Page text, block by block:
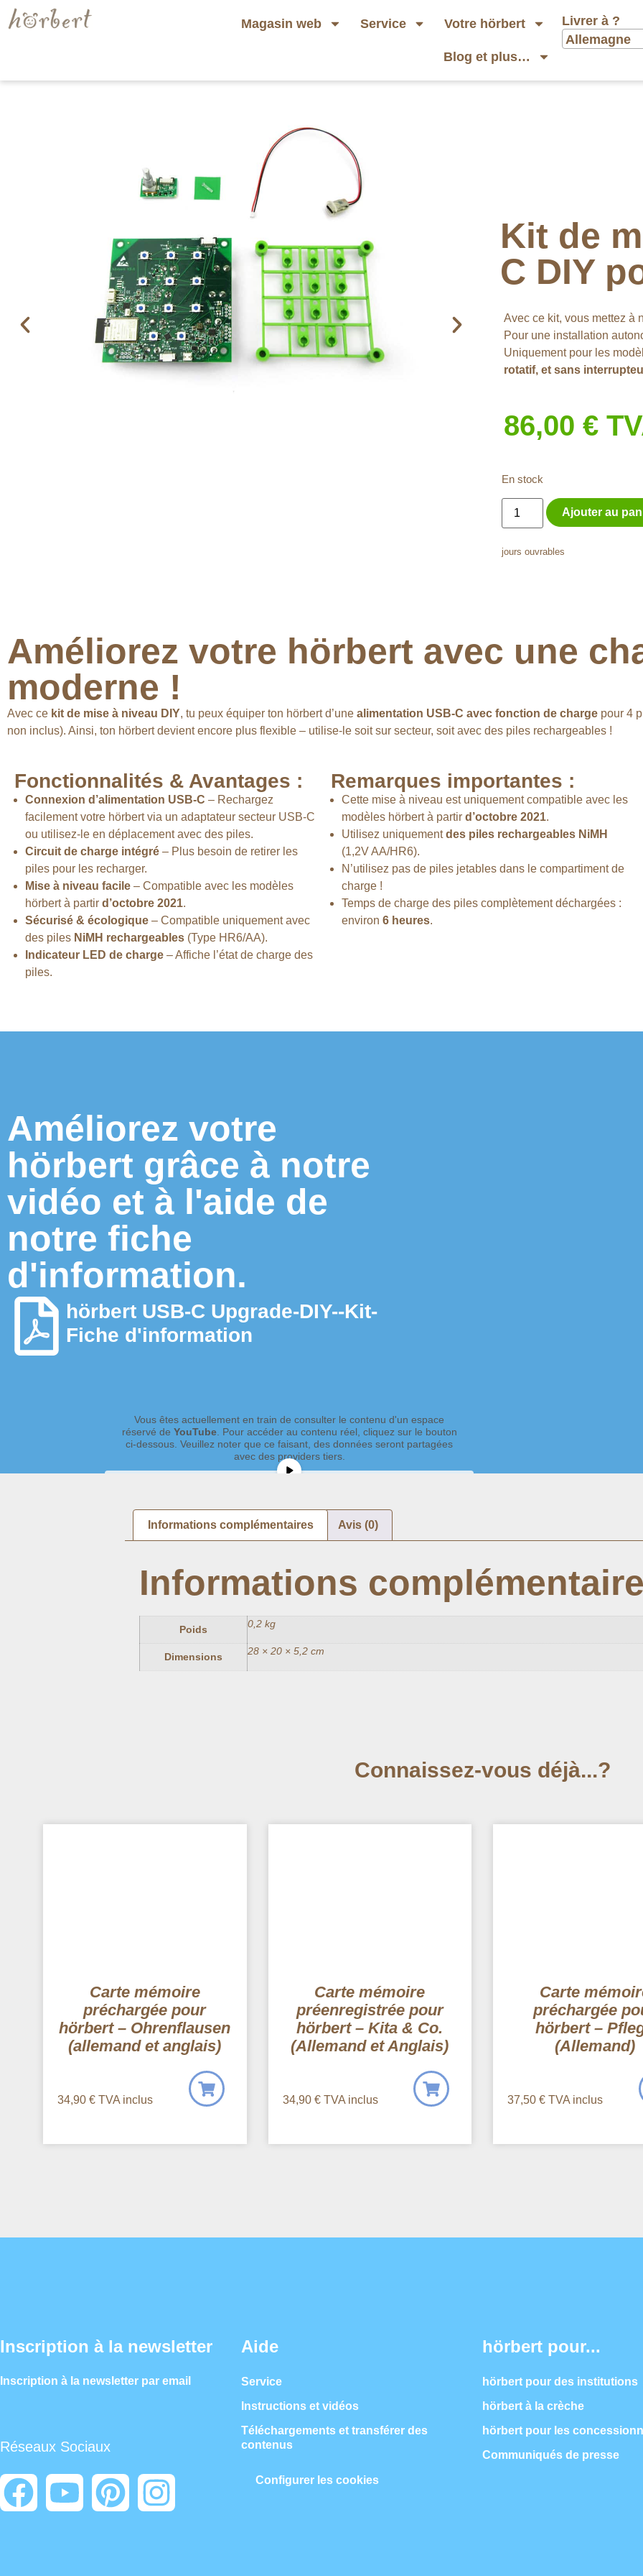
Magasin web Service Votre hörbert
Blog et plus…
Livrer à ?
Allemagne
Kit de
C DIY
Avec ce kit, vous mettez à
Pour une installation
Uniquement pour les
rotatif, et sans
86,00 €
En stock
Ajouter au
jours ouvrables
Améliorez votre hörbert avec une
moderne !
Avec ce kit de mise à niveau DIY, tu peux équiper ton hörbert d’une alimentation USB-C avec fonction de charge pour 4
non inclus). Ainsi, ton hörbert devient encore plus flexible – utilise-le soit sur secteur, soit avec des piles rechargeables !
Fonctionnalités & Avantages :
Connexion d’alimentation USB-C – Rechargez
facilement votre hörbert via un adaptateur secteur USB-C
ou utilisez-le en déplacement avec des piles.
Circuit de charge intégré – Plus besoin de retirer les
piles pour les recharger.
Mise à niveau facile – Compatible avec les modèles
hörbert à partir d’octobre 2021.
Sécurisé & écologique – Compatible uniquement avec
des piles NiMH rechargeables (Type HR6/AA).
Indicateur LED de charge – Affiche l’état de charge des
piles.
Remarques importantes :
Cette mise à niveau est uniquement compatible avec les
modèles hörbert à partird’octobre 2021.
Utilisez uniquementdes piles rechargeables NiMH
(1,2V AA/HR6).
N’utilisez pas de piles jetables dans le compartiment de
charge !
Temps de charge des piles complètement déchargées :
environ6 heures.
Améliorez votre
hörbert grâce à notre
vidéo et à l'aide de
notre fiche
d'information.
hörbert USB-C Upgrade-DIY--Kit-
Fiche d'information
Vous êtes actuellement en train de consulter le contenu d'un espace
réservé de YouTube. Pour accéder au contenu réel, cliquez sur le bouton
ci-dessous. Veuillez noter que ce faisant, des données seront partagées
avec des providers tiers.
Accepter le service requis et débloquer les contenus
Informations complémentaires Avis (0)
Informations
Poids 0,2 kg
Dimensions 28 × 20 × 5,2 cm
Connaissez-vous déjà...?
Carte mémoire
préchargée pour
hörbert – Ohrenflausen
(allemand et anglais)
34,90 € TVA inclus
Carte mémoire
préenregistrée pour
hörbert – Kita & Co.
(Allemand et Anglais)
34,90 €TVA inclus
Carte
préchargée
hörbert –
(Allemand)
37,50 € TVA inclus
Inscription à la newsletter
Inscription à la newsletter par email
Réseaux Sociaux
Aide
Service
Instructions et vidéos
Téléchargements et transférer des
contenus
Configurer les cookies
hörbert pour...
hörbert pour des institutions
hörbert à la crèche
hörbert pour les
Communiqués de presse